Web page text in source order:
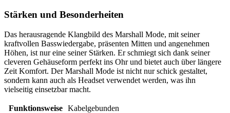
Stärken und Besonderheiten
Das herausragende Klangbild des Marshall Mode, mit seiner
kraftvollen Basswiedergabe, präsenten Mitten und angenehmen
Höhen, ist nur eine seiner Stärken. Er schmiegt sich dank seiner
cleveren Gehäuseform perfekt ins Ohr und bietet auch über längere
Zeit Komfort. Der Marshall Mode ist nicht nur schick gestaltet,
sondern kann auch als Headset verwendet werden, was ihn
vielseitig einsetzbar macht.
Funktionsweise Kabelgebunden